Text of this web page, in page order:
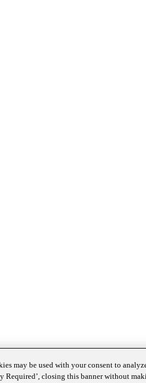
may be used with your consent to
Required’, closing this banner without